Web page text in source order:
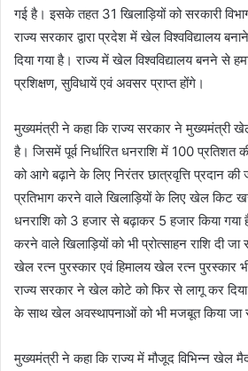
गई है। इसके तहत 31 खिलाड़ियों को सरकारी
राज्य सरकार द्वारा प्रदेश में खेल विश्वविद्यालय
दिया गया है। राज्य में खेल विश्वविद्यालय बनने से
प्रशिक्षण, सुविधायें एवं अवसर प्राप्त होंगे।
मुख्यमंत्री ने कहा कि राज्य सरकार ने मुख्यमंत्री
है। जिसमें पूर्व निर्धारित धनराशि में 100 प्रतिशत
को आगे बढ़ाने के लिए निरंतर छात्रवृत्ति प्रदान की
प्रतिभाग करने वाले खिलाड़ियों के लिए खेल किट
धनराशि को 3 हजार से बढ़ाकर 5 हजार किया गया
करने वाले खिलाड़ियों को भी प्रोत्साहन राशि दी
खेल रत्न पुरस्कार एवं हिमालय खेल रत्न पुरस्कार
राज्य सरकार ने खेल कोटे को फिर से लागू कर दिया
के साथ खेल अवस्थापनाओं को भी मजबूत किया जा
मुख्यमंत्री ने कहा कि राज्य में मौजूद विभिन्न खेल